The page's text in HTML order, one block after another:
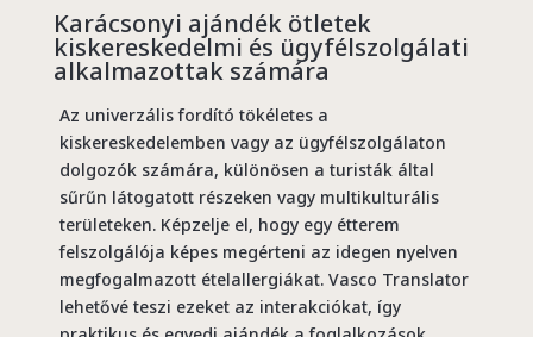
Karácsonyi ajándék ötletek
kiskereskedelmi és ügyfélszolgálati
alkalmazottak számára
Az univerzális fordító tökéletes a
kiskereskedelemben vagy az ügyfélszolgálaton
dolgozók számára, különösen a turisták által
sűrűn látogatott részeken vagy multikulturális
területeken. Képzelje el, hogy egy étterem
felszolgálója képes megérteni az idegen nyelven
megfogalmazott ételallergiákat. Vasco Translator
lehetővé teszi ezeket az interakciókat, így